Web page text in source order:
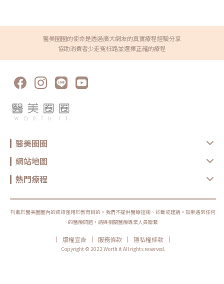
的傷害，減少油脂分泌異常。 小粉刺不可怕，用對方法輕鬆解決！ 臉上突
然冒出小粉刺確實令人困擾，但這並不是無解的問題。透過了解自身膚質、
生活習慣及可能的誘發因素，搭配正確的清潔、保養及飲食調整，就能有效
改善肌膚問題。最重要的是，別急於嘗試過多方法，避免過度清潔或頻繁更
建議及時諮詢專業皮膚科醫師，透過果酸換膚或其他療程快速改善。同時，
態更好。 ★溫馨提醒★ 小編要提醒大家，醫療並非單純的商業交易，所有
的療程都伴隨著風險。因此，作為消費者應該謹慎選擇合適的醫療方案，以
確保安全與健康。
提升嘴角的線條並呈現更明顯的微笑線。 豐唇方式 大分子玻尿酸 膠原蛋白
至21天 約2週 注意事項 術後約2天會消腫 術後約2天會消腫 避免刻意減重
會影響脂肪存活率 開刀式豐唇 傷口需謹慎照護 價格 8,000至16,000/1CC
參考。如果你也想分享你的美麗故事或對各項療程有其他疑慮，歡迎隨時來
醫美圈圈與我們共同探討。《豐唇手術案例一》網友- 恬恬從小嘴唇比較
薄，擦口紅感覺都不好看，或是被長輩一直說嘴唇薄就是命很薄，後來很喜
唇手術案例二》網友-蟲蟲有人跟我一樣上唇非常的薄，每次笑起來都看不
到上唇嗎？這個問題真的困擾我超久的拍照都要修圖！掙扎了很久決定來填
補玻尿酸～～會掙扎的原因，實在是因為針扎進嘴唇真的超級痛呀！ …《點
我看更多》⋯擁有完美嘟唇？了解豐唇需要多少玻尿酸醫師會根據每個人的
2CC或是更多。倘若只需要些微調整或專注於唇珠，則所需劑量將少於整體
豐唇的劑量。由於每個人的唇型、心目中期盼的效果都會不同，建議在與醫
頻率？在進行豐唇前，通常會在施打部位事先敷用麻膏，能有效減緩疼痛。
迅速減弱。完成注射後，一般會經歷約3天的腫脹期，1週後豐唇效果會呈現
更自然的狀態。建議同一部位注射的時間間隔通常為1個月，不過，最適合
的注射頻率仍需視個人皮膚的彈性和空間而定。選擇使用大分子玻尿酸，讓
人體質而定。★溫馨提醒★小編要提醒大家，醫療並非單純的商業交易，所
有的療程都伴隨著風險。因此，作為消費者應該謹慎選擇合適的醫療方案，
以確保安全與健康。
醫美圈圈的使命是透過廣大網友的真實療程經驗分享
協助消費者少走冤枉路並選擇正確的療程
醫美圈圈
網站地圖
熱門療程
刊載於醫美圈圈內的資訊僅用於教育目的。我們不提供醫療諮詢、診斷或建議。如果遇到任何
的醫療問題，請與相關醫療專業人員聯繫
| 版權宣告 | 服務條款 | 隱私權條款
|
Copyright © 2022 Worth it All rights reserved.